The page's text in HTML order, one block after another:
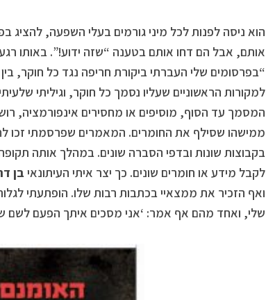
הוא ניסה לפנות לכל מיני גורמים בעלי השפעה, להציג
אותם, אבל הם דחו אותם בטענה “שזה ידוע!”. באותו רגע
“בפרסומים שלי העברתי ביקורת חריפה נגד כל חוקר,
למקורות הראשוניים שעליו נסמך כל חוקר, וגיליתי
המסמך עד הסוף, מוסיפים או מחסירים אינפורמציה,
ממישהו שסילף את החומרים. המאמרים שפרסמתי זכו
בקבוצות שונות ובדפי הסברה שונים. במהלך אותה
לקבל מידע או חומרים שונים. כך יצר איתי העיתונאי בן
ואף הזכיר את ממצאיי בכתבות רבות שלו. הופתעתי
שלי, ואחד מהם אף אמר: ‘אני מסכים איתך הפעם לשם